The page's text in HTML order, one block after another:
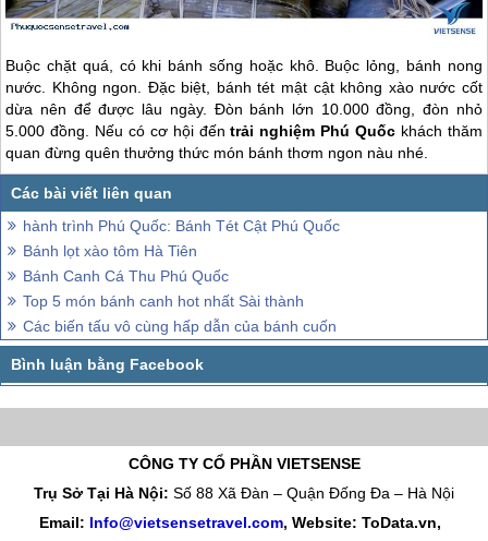
Buộc chặt quá, có khi bánh sống hoặc khô. Buộc lỏng, bánh nong
nước. Không ngon. Đặc biệt, bánh tét mật cật không xào nước cốt
dừa nên để được lâu ngày. Đòn bánh lớn 10.000 đồng, đòn nhỏ
5.000 đồng. Nếu có cơ hội đếntrải nghiệm Phú Quốckhách thăm
quan đừng quên thưởng thức món bánh thơm ngon nàu nhé.
hành trình Phú Quốc: Bánh Tét Cật Phú Quốc
Bánh lọt xào tôm Hà Tiên
Bánh Canh Cá Thu Phú Quốc
Top 5 món bánh canh hot nhất Sài thành
Các biến tấu vô cùng hấp dẫn của bánh cuốn
CÔNG TY CỔ PHẦN VIETSENSE
Trụ Sở Tại Hà Nội: Số 88 Xã Đàn – Quận Đống Đa – Hà Nội
Email: Info@vietsensetravel.com, Website: ToData.vn,